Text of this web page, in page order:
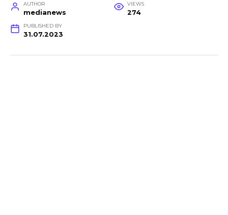
AUTHOR
medianews
VIEWS
274
PUBLISHED BY
31.07.2023